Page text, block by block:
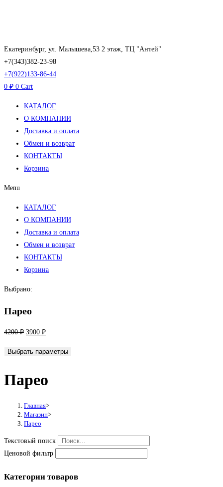
Екатеринбург, ул. Малышева,53 2 этаж, ТЦ "Антей"
+7(343)382-23-98
+7(922)133-86-44
0 ₽ 0 Cart
КАТАЛОГ
О КОМПАНИИ
Доставка и оплата
Обмен и возврат
КОНТАКТЫ
Корзина
Menu
КАТАЛОГ
О КОМПАНИИ
Доставка и оплата
Обмен и возврат
КОНТАКТЫ
Корзина
Выбрано:
Парео
4200₽ Первоначальная
составляла
3900 ₽Текущая
3900 ₽.
Выбрать параметры
Парео
Главная>
Магазин>
Парео
Текстовый поиск
Ценовой фильтр
Категории товаров